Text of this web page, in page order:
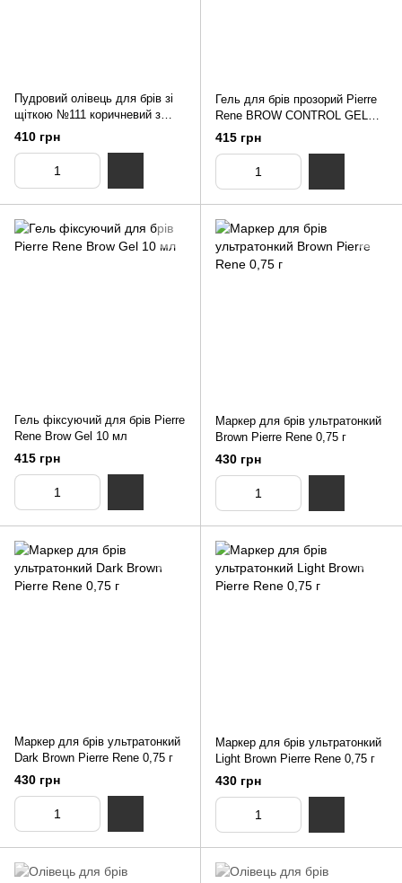
Пудровий олівець для брів зі
щіткою №111 коричневий з
холодним підтоном ViSTUDIO
410 грн
Гель для брів прозорий Pierre
Rene BROW CONTROL GEL
ART 10 мл
415 грн
Гель фіксуючий для брів Pierre
Rene Brow Gel 10 мл
415 грн
Маркер для брів ультратонкий
Brown Pierre Rene 0,75 г
430 грн
Маркер для брів ультратонкий
Dark Brown Pierre Rene 0,75 г
430 грн
Маркер для брів ультратонкий
Light Brown Pierre Rene 0,75 г
430 грн